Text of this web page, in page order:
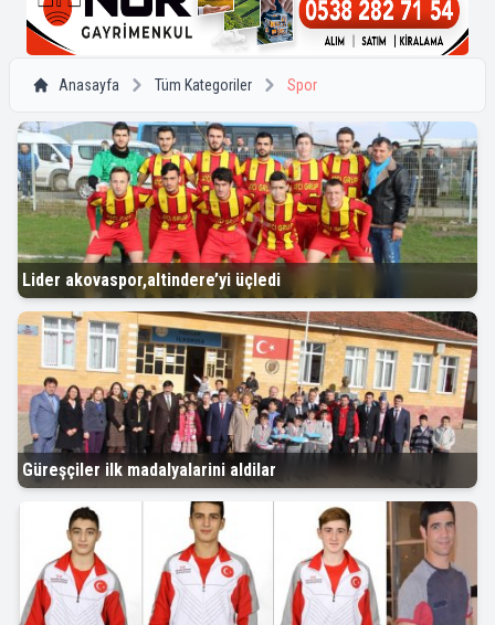
Anasayfa Tüm Kategoriler Spor
Lider akovaspor,altindere’yi üçledi
Güreşçiler ilk madalyalarini aldilar